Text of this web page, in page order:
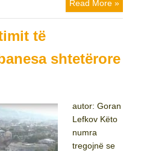
Read More »
të
shtetërore
autor: Goran
Lefkov Këto
numra
tregojnë se